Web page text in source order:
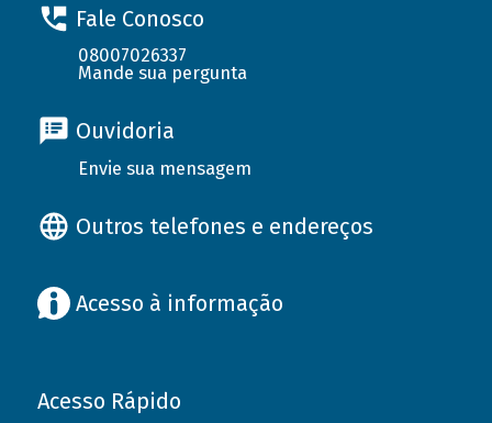
Fale Conosco
08007026337
Mande sua pergunta
Ouvidoria
Envie sua mensagem
Outros telefones e endereços
Acesso à informação
Acesso Rápido